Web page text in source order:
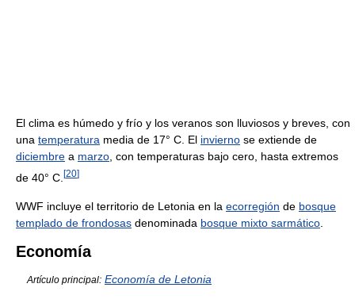
El clima es húmedo y frío y los veranos son lluviosos y breves, con
una temperatura media de 17° C. El invierno se extiende de
diciembre a marzo, con temperaturas bajo cero, hasta extremos
de 40° C. [20]
WWF incluye el territorio de Letonia en la ecorregión de bosque
templado de frondosas denominada bosque mixto sarmático
Economía
Artículo principal: Economía de Letonia